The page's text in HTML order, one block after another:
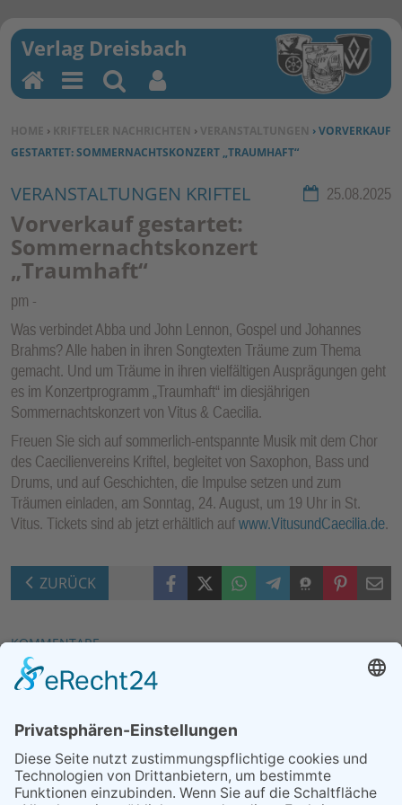
SIE BEFINDEN SICH HIER:
HOME › KRIFTELER NACHRICHTEN › VERANSTALTUNGEN › VORVERKAUF
GESTARTET: SOMMERNACHTSKONZERT „TRAUMHAFT“
Rubrik:
VERANSTALTUNGEN KRIFTEL 25.08.2025
Vorverkauf gestartet:
Sommernachtskonzert
„Traumhaft“
pm
Was verbindet Abba und John Lennon, Gospel und Johannes
Brahms? Alle haben in ihren Songtexten Träume zum Thema
gemacht. Und um Träume in ihren vielfältigen Ausprägungen geht
es im Konzertprogramm „Traumhaft“ im diesjährigen
Sommernachtskonzert von Vitus & Caecilia.
Freuen Sie sich auf sommerlich-entspannte Musik mit dem Chor
des Caecilienvereins Kriftel, begleitet von Saxophon, Bass und
Drums, und auf Geschichten, die Impulse setzen und zum
Träumen einladen, am Sonntag, 24. August, um 19 Uhr in St.
Vitus. Tickets sind ab jetzt erhältlich aufwww.VitusundCaecilia.de.
ZURÜCK FacebookX (Twitter)WhatsAppTelegramThreemaPinterestMail
KOMMENTARE
Neuen Kommentar verfassen
MEIST GELESEN
06.08.2026
Second-Hand-Shopping for
H
o
m
M
en
u
Su
ch
en
Be
nu
tz
un
kti
on
en